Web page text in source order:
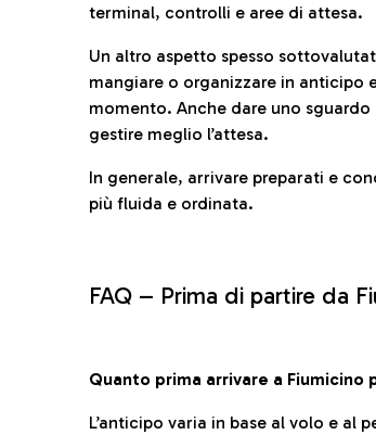
terminal, controlli e aree di attesa.
Un altro aspetto spesso
mangiare o organizzare in anticipo
momento. Anche dare uno
gestire meglio l’attesa.
In generale, arrivare preparati e
più fluida e ordinata.
FAQ – Prima di partire da
Quanto prima arrivare a Fiumicino
L’anticipo varia in base al volo e al